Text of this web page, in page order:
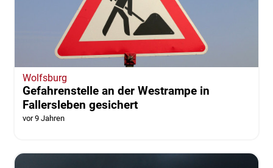
Wolfsburg
Gefahrenstelle an der Westrampe in
Fallersleben gesichert
vor 9 Jahren